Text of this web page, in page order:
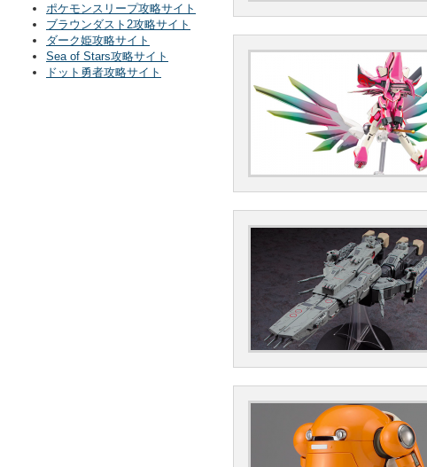
ポケモンスリープ攻略サイト
ブラウンダスト2攻略サイト
ダーク姫攻略サイト
Sea of Stars攻略サイト
ドット勇者攻略サイト